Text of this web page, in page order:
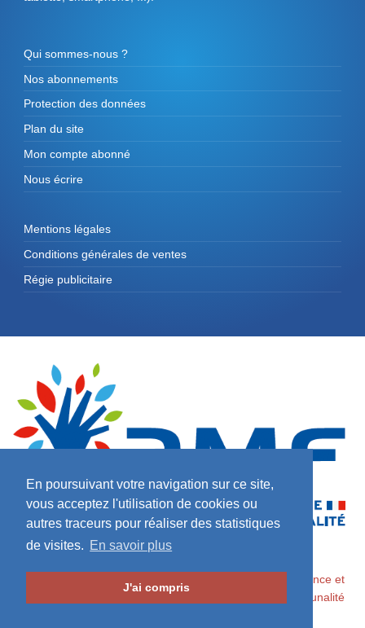
En poursuivant votre navigation sur ce site,
vous acceptez l'utilisation de cookies ou
autres traceurs pour réaliser des statistiques
de visites. En savoir plus
J'ai compris
Qui sommes-nous ?
Nos abonnements
Protection des données
Plan du site
Mon compte abonné
Nous écrire
Mentions légales
Conditions générales de ventes
Régie publicitaire
Maires de France / Association des Maires de France et
des Présidents d'Intercommunalité